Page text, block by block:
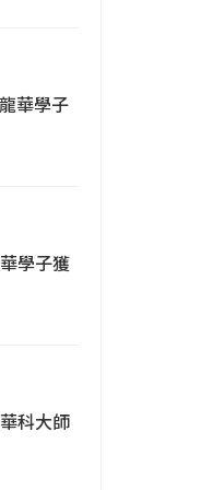
華學子
學子獲
科大師